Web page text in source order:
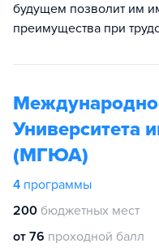
будущем позволит им
преимущества при
Университета
(МГЮА)
4 программы
200 бюджетных мест
от 76 проходной балл